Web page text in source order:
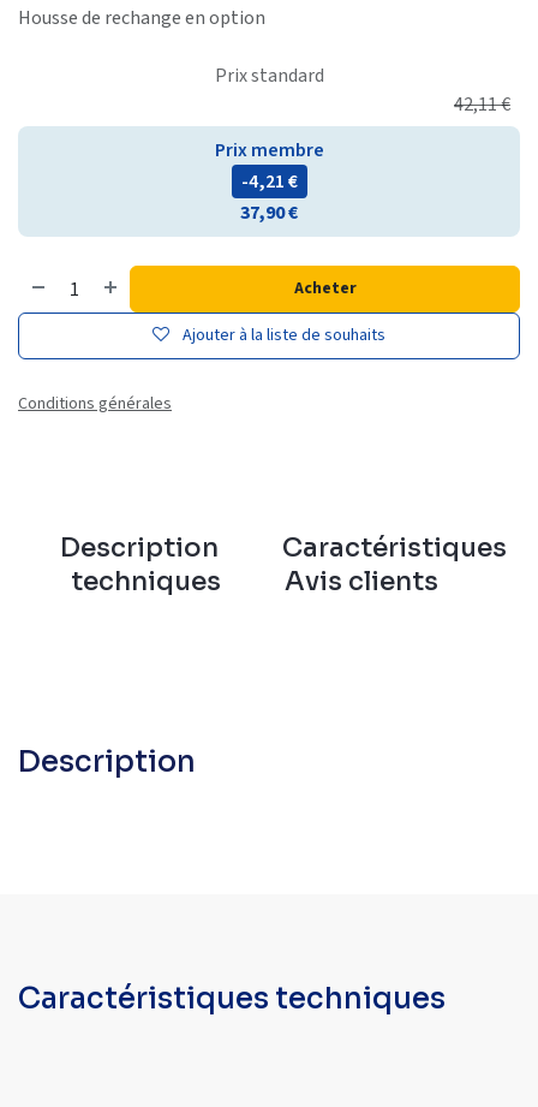
Housse de rechange en option
Prix standard
42,11€
Prix membre
- 4,21€
37,90€
Acheter
Ajouter à la liste de souhaits
Conditions générales
Description
Caractéristiques
techniques
Avis clients
Description
Caractéristiques techniques